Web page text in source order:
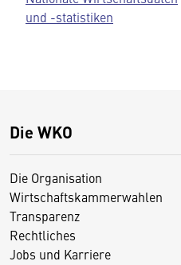
und -statistiken
Die WKO
Die Organisation
Wirtschaftskammerwahlen
Transparenz
Rechtliches
Jobs und Karriere